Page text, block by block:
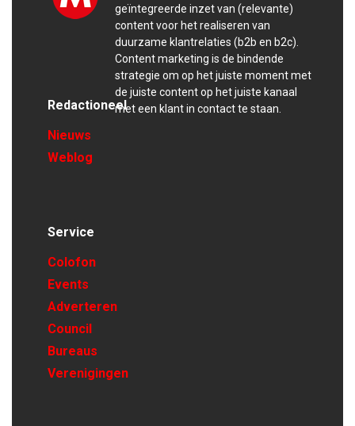
geïntegreerde inzet van (relevante)
content voor het realiseren van
duurzame klantrelaties (b2b en b2c).
Content marketing is de bindende
strategie om op het juiste moment met
de juiste content op het juiste kanaal
met een klant in contact te staan.
Redactioneel
Nieuws
Weblog
Service
Colofon
Events
Adverteren
Council
Bureaus
Verenigingen